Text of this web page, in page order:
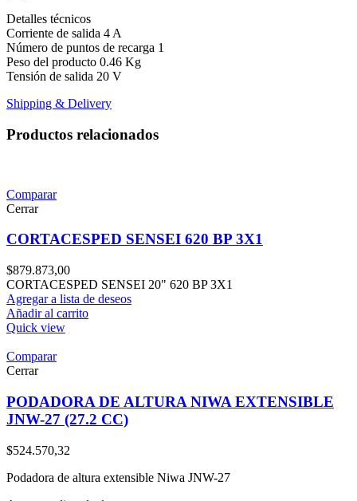
Detalles técnicos
Corriente de salida 4 A
Número de puntos de recarga 1
Peso del producto 0.46 Kg
Tensión de salida 20 V
Shipping & Delivery
Productos relacionados
Comparar
Cerrar
CORTACESPED SENSEI 620 BP 3X1
$879.873,00
CORTACESPED SENSEI 20" 620 BP 3X1
Agregar a lista de deseos
Añadir al carrito
Quick view
Comparar
Cerrar
PODADORA DE ALTURA NIWA EXTENSIBLE
JNW-27 (27.2 CC)
$524.570,32
Podadora de altura extensible Niwa JNW-27